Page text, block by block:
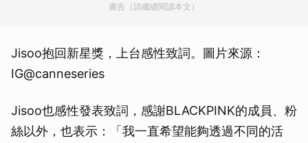
廣告（請繼續閱讀本文）
Jisoo抱回新星獎，上台感性致詞。圖片來源：
IG@canneseries
Jisoo也感性發表致詞，感謝BLACKPINK的成員、粉
絲以外，也表示：「我一直希望能夠透過不同的活